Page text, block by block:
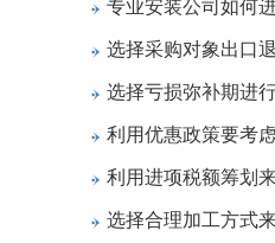
专业安装公司如何
选择采购对象出口
选择亏损弥补期进
利用优惠政策要考
利用进项税额筹划
选择合理加工方式